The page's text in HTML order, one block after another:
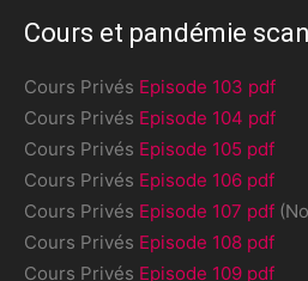
Cours et pandémie
Cours Privés Episode 103 pdf
Cours Privés Episode 104 pdf
Cours Privés Episode 105 pdf
Cours Privés Episode 106 pdf
Cours Privés Episode 107 pdf
Cours Privés Episode 108 pdf
Cours Privés Episode 109 pdf